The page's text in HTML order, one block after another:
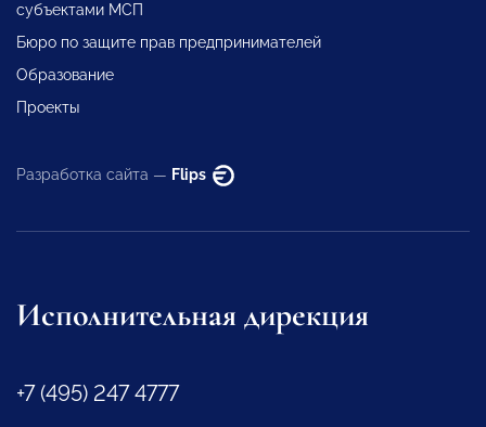
субъектами МСП
Бюро по защите прав предпринимателей
Образование
Проекты
Разработка сайта — Flips
Исполнительная дирекция
+7 (495) 247 4777